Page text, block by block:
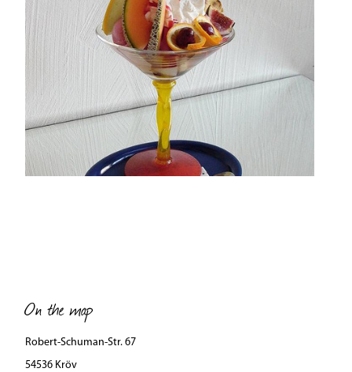
On the map
Robert-Schuman-Str. 67
54536 Kröv